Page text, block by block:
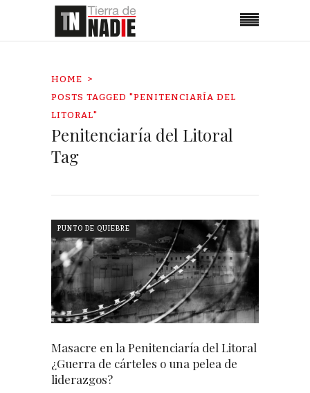
HOME
POSTS TAGGED "PENITENCIARÍA DEL
LITORAL"
Penitenciaría del Litoral
Tag
PUNTO DE QUIEBRE
Masacre en la Penitenciaría del Litoral
¿Guerra de cárteles o una pelea de
liderazgos?